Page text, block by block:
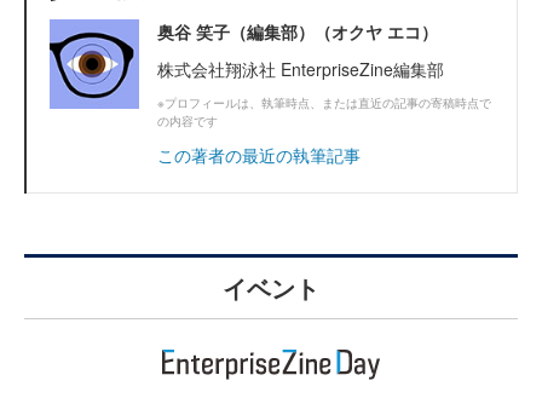
奥谷 笑子（編集部）（オクヤ エコ）
株式会社翔泳社 EnterpriseZine編集部
※プロフィールは、執筆時点、または直近の記事の寄稿時点で
の内容です
この著者の最近の執筆記事
イベント